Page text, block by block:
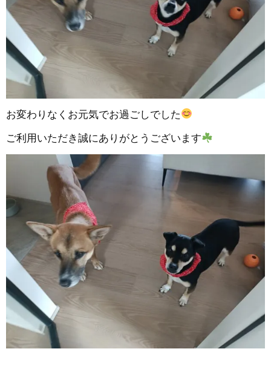
お変わりなくお元気でお過ごしでした
ご利用いただき誠にありがとうございます